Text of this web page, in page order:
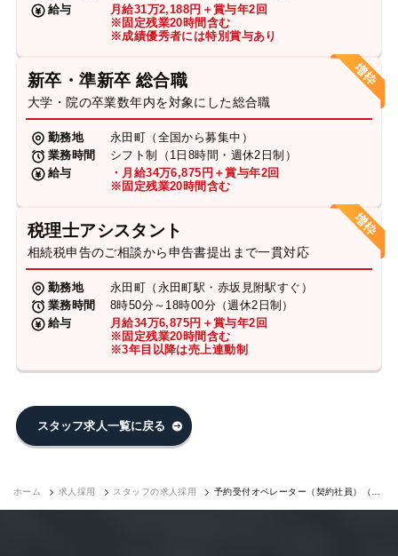
給与
月給31万2,188円＋賞与年2回
※固定残業20時間含む
※成績優秀者には特別賞与あり
新卒・準新卒 総合職
大学・院の卒業数年内を対象にした総合職
勤務地
永田町（全国から募集中）
業務時間
シフト制（1日8時間・週休2日制）
給与
・月給34万6,875円＋賞与年2回
※固定残業20時間含む
税理士アシスタント
相続税申告のご相談から申告書提出まで一貫対応
勤務地
永田町（永田町駅・赤坂見附駅すぐ）
業務時間
8時50分～18時00分（週休2日制）
給与
月給34万6,875円＋賞与年2回
※固定残業20時間含む
※3年目以降は売上連動制
スタッフ求人一覧に戻る
ホーム 求人採用 スタッフの求人採用
予約受付オペレーター（契約社員）（永